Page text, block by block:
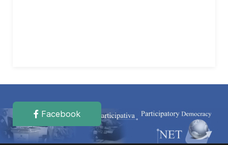
Facebook